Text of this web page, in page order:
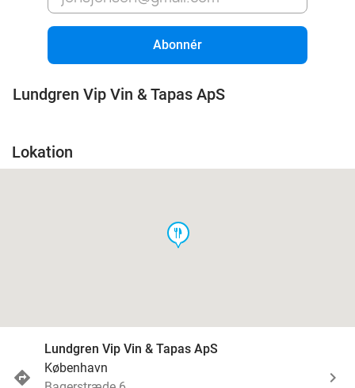
Abonnér
Lundgren Vip Vin & Tapas ApS
Lokation
food
Lundgren Vip Vin & Tapas ApS
København